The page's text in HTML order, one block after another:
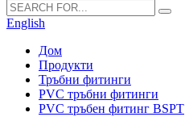
English
Дом
Продукти
Тръбни фитинги
PVC тръбни фитинги
PVC тръбен фитинг BSPT